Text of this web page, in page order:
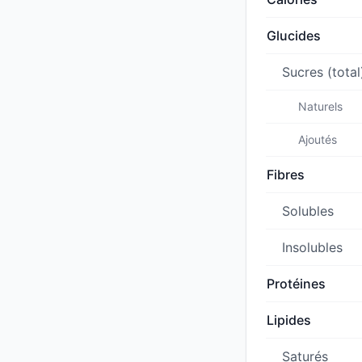
Glucides
Sucres
Naturels
Ajoutés
Fibres
Solubles
Insolubles
Protéines
Lipides
Saturés